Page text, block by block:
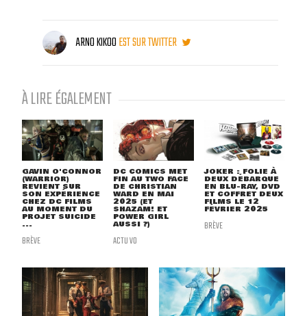
ARNO KIKOOEST SUR TWITTER
À LIRE ÉGALEMENT
GAVIN O'CONNOR
(WARRIOR)
REVIENT SUR
SON EXPÉRIENCE
CHEZ DC FILMS
AU MOMENT DU
PROJET SUICIDE
...
BRÈVE
DC COMICS MET
FIN AU TWO FACE
DE CHRISTIAN
WARD EN MAI
2025 (ET
SHAZAM! ET
POWER GIRL
AUSSI ?)
ACTU VO
JOKER : FOLIE À
DEUX DÉBARQUE
EN BLU-RAY, DVD
ET COFFRET DEUX
FILMS LE 12
FÉVRIER 2025
BRÈVE